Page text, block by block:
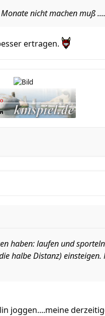
nicht machen muß ....
ertragen.
haben: laufen und
halbe Distanz) einsteigen.
joggen....meine